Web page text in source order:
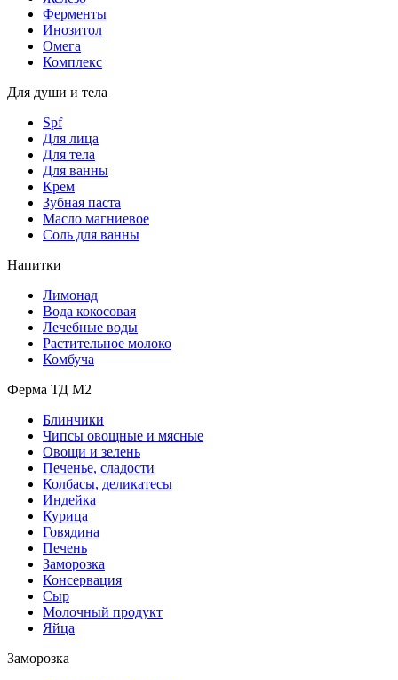
Ферменты
Инозитол
Омега
Комплекс
Для души и тела
Spf
Для лица
Для тела
Для ванны
Крем
Зубная паста
Масло магниевое
Соль для ванны
Напитки
Лимонад
Вода кокосовая
Лечебные воды
Растительное молоко
Комбуча
Ферма ТД М2
Блинчики
Чипсы овощные и мясные
Овощи и зелень
Печенье, сладости
Колбасы, деликатесы
Индейка
Курица
Говядина
Печень
Заморозка
Консервация
Сыр
Молочный продукт
Яйца
Заморозка